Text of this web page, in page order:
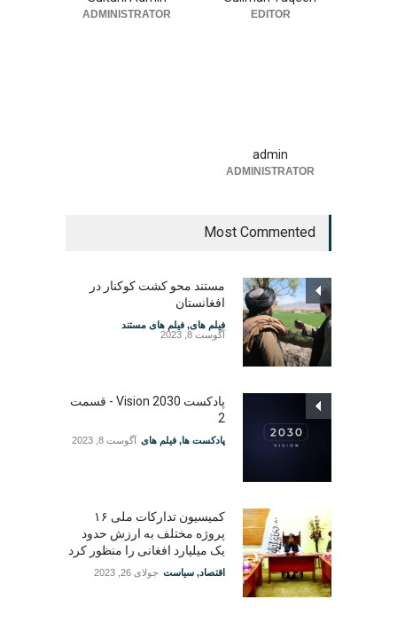
EDITOR
ADMINISTRATOR
admin
ADMINISTRATOR
Most Commented
مستند محو کشت کوکنار در
افغانستان
فیلم های, فیلم های مستند
آگوست 8, 2023
پادکست Vision 2030 - قسمت
2
پادکست ها, فیلم های آگوست 8, 2023
کمیسیون تدارکات ملی ۱۶
پروژه مختلف به ارزش حدود
یک میلیارد افغانی را منظور کرد
اقتصاد, سیاست جولای 26, 2023